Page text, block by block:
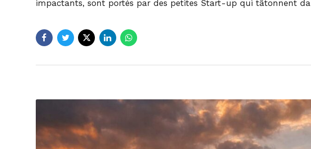
impactants, sont portés par des petites Start-up qui tâtonnent